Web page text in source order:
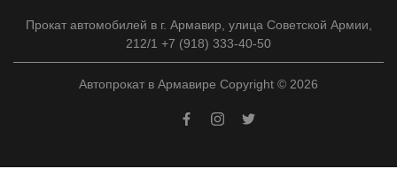
Прокат автомобилей в г. Армавир, улица Советской Армии,
212/1 +7 (918) 333-40-50
Автопрокат в Армавире Copyright © 2026